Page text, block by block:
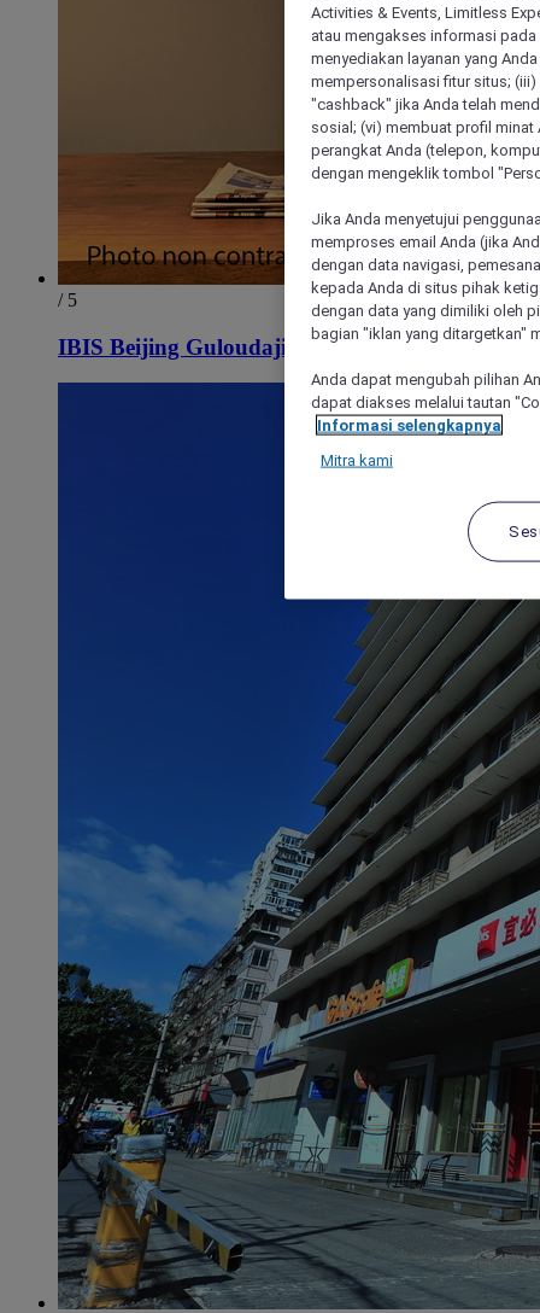
/ 5
IBIS Beijing Guloudajie Metro Station Hotel
Activities & Events, Limitless
atau mengakses informasi
menyediakan layanan yang
mempersonalisasi fitur situs;
"cashback" jika Anda telah
sosial; (vi) membuat profil
perangkat Anda (telepon,
dengan mengeklik tombol
Jika Anda menyetujui
memproses email Anda (jika
dengan data navigasi,
kepada Anda di situs pihak
dengan data yang dimiliki oleh
bagian "iklan yang ditargetkan"
Anda dapat mengubah pilihan
dapat diakses melalui tautan
Informasi selengkapnya
Mitra kami